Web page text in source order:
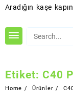
Aradığın kaşe
Etiket: C40
Home Ürünler